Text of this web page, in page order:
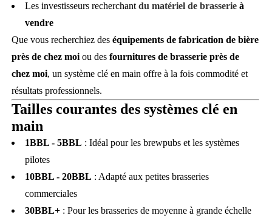
Les investisseurs recherchantdu matériel de brasserie à
vendre
Que vous recherchiez des équipements de fabrication de bière
près de chez moiou des fournitures de brasserie près de
chez moi, un système clé en main offre à la fois commodité et
résultats professionnels.
Tailles courantes des systèmes clé en
main
1BBL - 5BBL : Idéal pour les brewpubs et les systèmes
pilotes
10BBL - 20BBL : Adapté aux petites brasseries
commerciales
30BBL+: Pour les brasseries de moyenne à grande échelle